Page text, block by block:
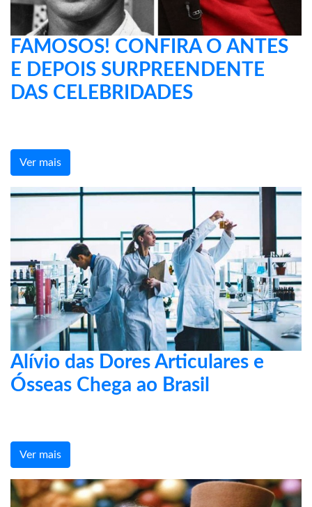
FAMOSOS! CONFIRA O ANTES
E DEPOIS SURPREENDENTE
DAS CELEBRIDADES
Ver mais
Alívio das Dores Articulares e
Ósseas Chega ao Brasil
Ver mais